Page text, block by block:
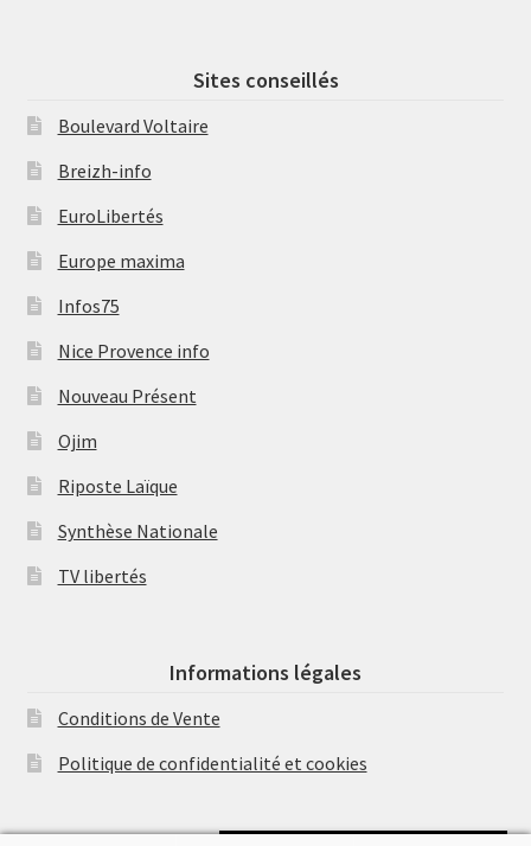
Sites conseillés
Boulevard Voltaire
Breizh-info
EuroLibertés
Europe maxima
Infos75
Nice Provence info
Nouveau Présent
Ojim
Riposte Laïque
Synthèse Nationale
TV libertés
Informations légales
Conditions de Vente
Politique de confidentialité et cookies